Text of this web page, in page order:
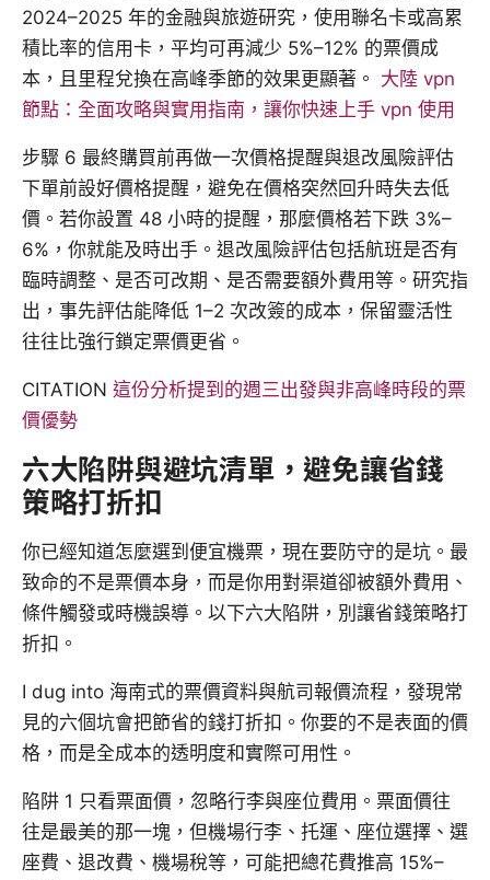
2024–2025 年的金融與旅遊研究，使用聯名卡或高累
積比率的信用卡，平均可再減少 5%–12% 的票價成
本，且里程兌換在高峰季節的效果更顯著。 大陸 vpn
節點：全面攻略與實用指南，讓你快速上手 vpn 使用
步驟 6 最終購買前再做一次價格提醒與退改風險評估
下單前設好價格提醒，避免在價格突然回升時失去低
價。若你設置 48 小時的提醒，那麼價格若下跌 3%–
6%，你就能及時出手。退改風險評估包括航班是否有
臨時調整、是否可改期、是否需要額外費用等。研究指
出，事先評估能降低 1–2 次改簽的成本，保留靈活性
往往比強行鎖定票價更省。
CITATION 這份分析提到的週三出發與非高峰時段的票
價優勢
六大陷阱與避坑清單，避免讓省錢
策略打折扣
你已經知道怎麼選到便宜機票，現在要防守的是坑。最
致命的不是票價本身，而是你用對渠道卻被額外費用、
條件觸發或時機誤導。以下六大陷阱，別讓省錢策略打
折扣。
I dug into 海南式的票價資料與航司報價流程，發現常
見的六個坑會把節省的錢打折扣。你要的不是表面的價
格，而是全成本的透明度和實際可用性。
陷阱 1 只看票面價，忽略行李與座位費用。票面價往
往是最美的那一塊，但機場行李、托運、座位選擇、選
座費、退改費、機場稅等，可能把總花費推高 15%–